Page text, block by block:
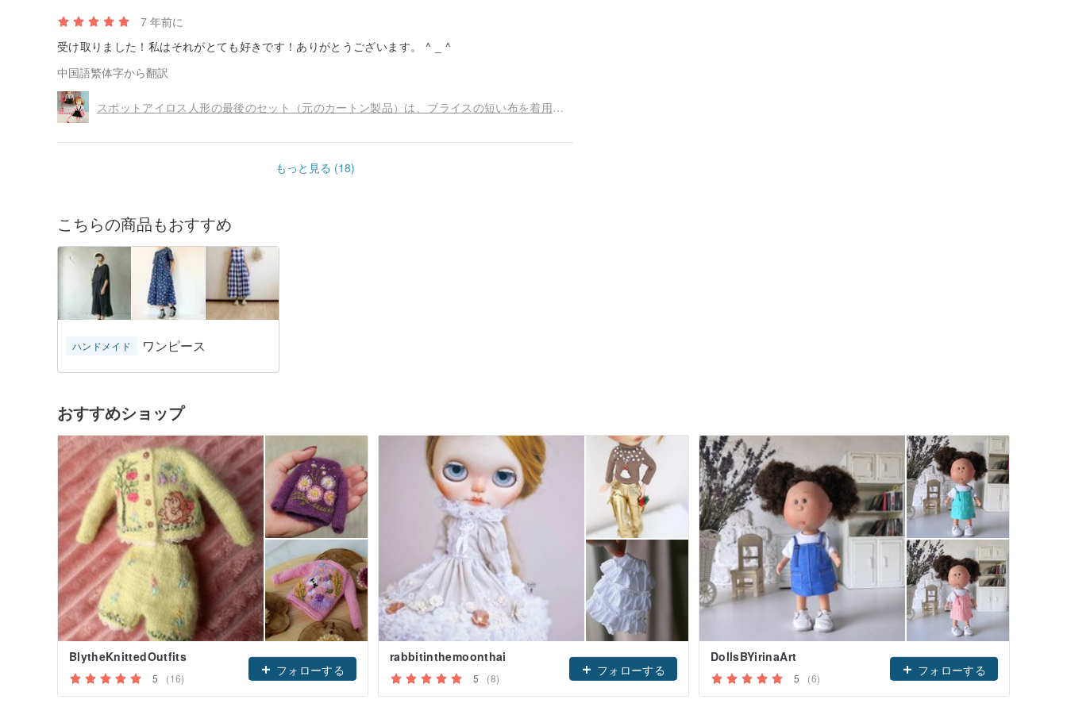
7 年前に
受け取りました！私はそれがとても好きです！ありがとうございます。 ^ _ ^
中国語繁体字から翻訳
スポットアイロス人形の最後のセット（元のカートン製品）は、ブライスの短い布を着用することができます
もっと見る (18)
こちらの商品もおすすめ
ハンドメイド ワンピース
おすすめショップ
BlytheKnittedOutfits
5 (16)
フォローする
rabbitinthemoonthai
5 (8)
フォローする
DollsBYirinaArt
5 (6)
フォローする